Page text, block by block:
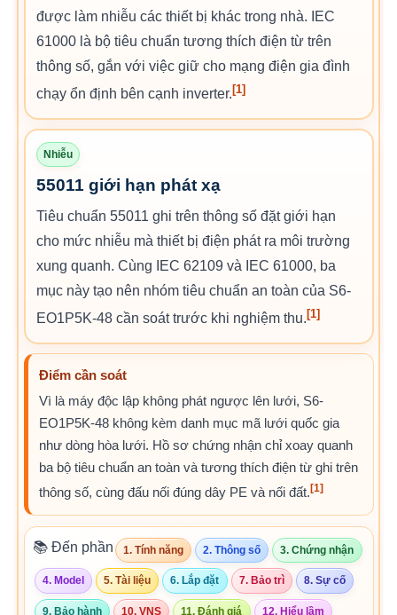
được làm nhiễu các thiết bị khác trong nhà. IEC
61000 là bộ tiêu chuẩn tương thích điện từ trên
thông số, gắn với việc giữ cho mạng điện gia đình
chạy ổn định bên cạnh inverter. [1]
Nhiễu
55011 giới hạn phát xạ
Tiêu chuẩn 55011 ghi trên thông số đặt giới hạn
cho mức nhiễu mà thiết bị điện phát ra môi trường
xung quanh. Cùng IEC 62109 và IEC 61000, ba
mục này tạo nên nhóm tiêu chuẩn an toàn của S6-
EO1P5K-48 cần soát trước khi nghiệm thu. [1]
Điểm cần soát
Vì là máy độc lập không phát ngược lên lưới, S6-
EO1P5K-48 không kèm danh mục mã lưới quốc gia
như dòng hòa lưới. Hồ sơ chứng nhận chỉ xoay quanh
ba bộ tiêu chuẩn an toàn và tương thích điện từ ghi trên
thông số, cùng đấu nối đúng dây PE và nối đất. [1]
📚 Đến phần 1. Tính năng 2. Thông số 3. Chứng nhận
4. Model 5. Tài liệu 6. Lắp đặt 7. Bảo trì 8. Sự cố
9. Bảo hành 10. VNS 11. Đánh giá 12. Hiểu lầm